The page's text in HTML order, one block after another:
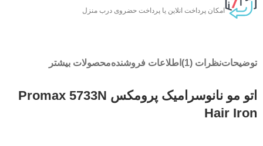
امکان پرداخت انلاین یا پرداخت حضروی درب منزل
توضیحاتنظرات (1) اطلاعات فروشندهمحصولات بیشتر
اتو مو نانوسرامیک پرومکس Promax 5733N
Hair Iron